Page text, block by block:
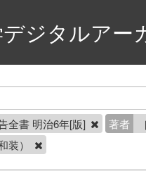
ジタルアー
全書 明治6年[版] 著者
装）